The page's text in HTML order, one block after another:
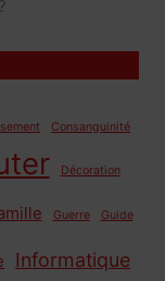
Consanguinité
Décoration
Guerre Guide
Informatique